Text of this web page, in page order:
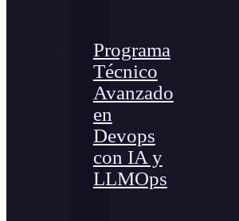
Programa
Técnico
Avanzado
en
Devops
con IA y
LLMOps